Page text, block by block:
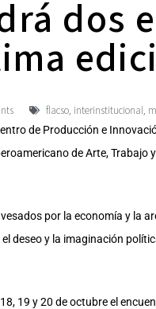
dos
flacso, interinstitucional
de Producción e
de Arte, Trabajo
por la economía y la
deseo y la imaginación
19 y 20 de octubre el